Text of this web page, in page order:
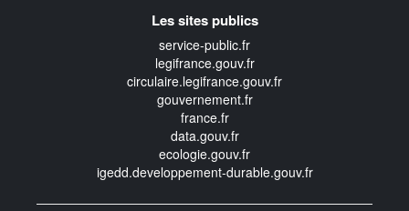
Les sites publics
service-public.fr
legifrance.gouv.fr
circulaire.legifrance.gouv.fr
gouvernement.fr
france.fr
data.gouv.fr
ecologie.gouv.fr
igedd.developpement-durable.gouv.fr